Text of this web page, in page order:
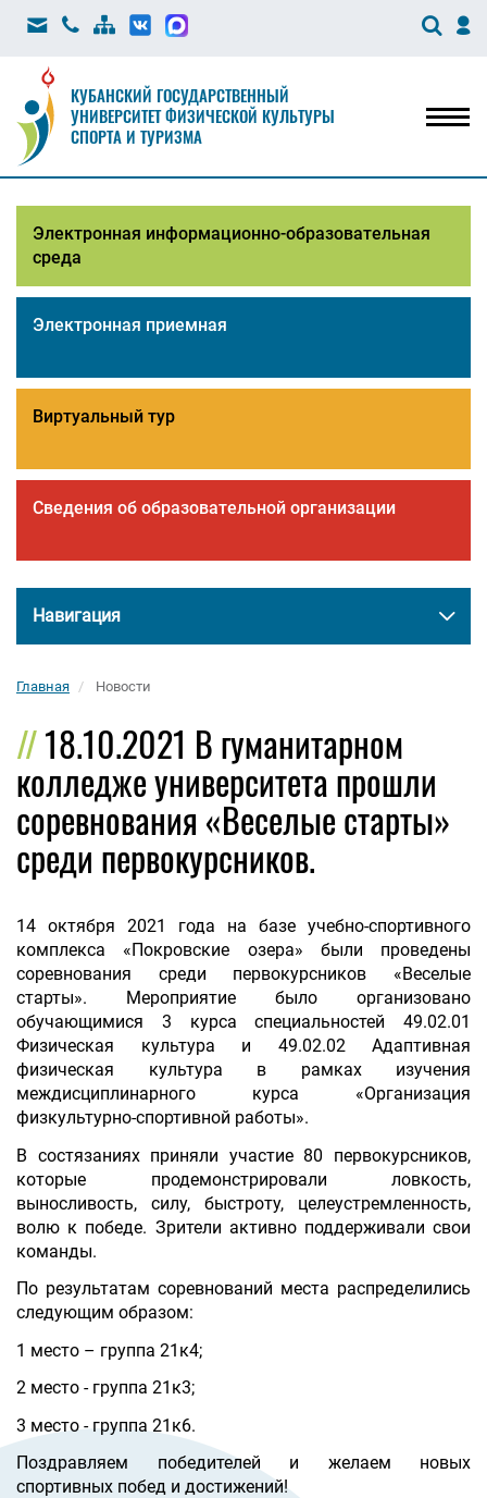
КУБАНСКИЙ ГОСУДАРСТВЕННЫЙ
УНИВЕРСИТЕТ ФИЗИЧЕСКОЙ КУЛЬТУРЫ
СПОРТА И ТУРИЗМА
Электронная информационно-образовательная
среда
Электронная приемная
Виртуальный тур
Сведения об образовательной организации
Навигация
Главная Новости
18.10.2021 В гуманитарном
колледже университета прошли
соревнования «Веселые старты»
среди первокурсников.
14 октября 2021 года на базе учебно-спортивного
комплекса «Покровские озера» были проведены
соревнования среди первокурсников «Веселые
старты». Мероприятие было организовано
обучающимися 3 курса специальностей 49.02.01
Физическая культура и 49.02.02 Адаптивная
физическая культура в рамках изучения
междисциплинарного курса «Организация
физкультурно-спортивной работы».
В состязаниях приняли участие 80 первокурсников,
которые продемонстрировали ловкость,
выносливость, силу, быстроту, целеустремленность,
волю к победе. Зрители активно поддерживали свои
команды.
По результатам соревнований места распределились
следующим образом:
1 место – группа 21к4;
2 место - группа 21к3;
3 место - группа 21к6.
Поздравляем победителей и желаем новых
спортивных побед и достижений!